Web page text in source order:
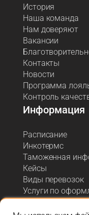
История
Наша команда
Нам доверяют
Вакансии
Контакты
Новости
Программа
Контроль
Информация
Расписание
Инкотермс
Таможенная
Кейсы
Виды перевозок
Услуги по
Акции и